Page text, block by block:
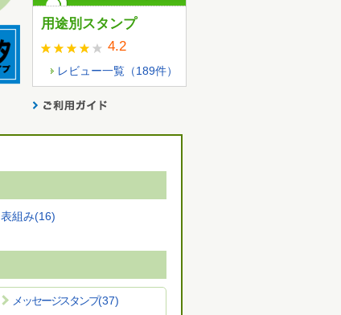
用途別スタンプ
4.2
レビュー一覧（189件）
表組み(16)
メッセージスタンプ(37)